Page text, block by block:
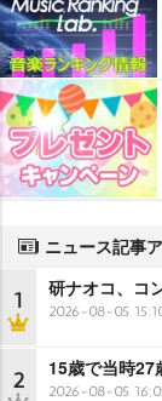
ニュース記事
1 研ナオコ、コ
2026-08-05
2 15歳で当時27
2026-08-05